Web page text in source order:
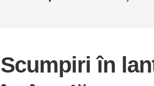
Scumpiri în